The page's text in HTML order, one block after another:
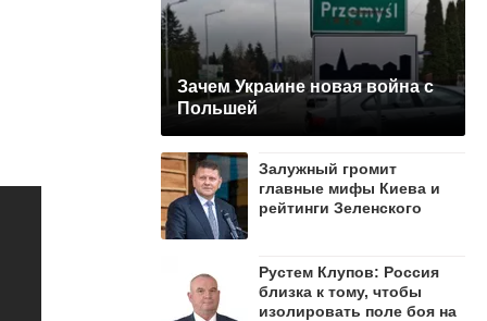
Зачем Украине новая война с
Польшей
Залужный громит
главные мифы Киева и
рейтинги Зеленского
Рустем Клупов: Россия
близка к тому, чтобы
изолировать поле боя на